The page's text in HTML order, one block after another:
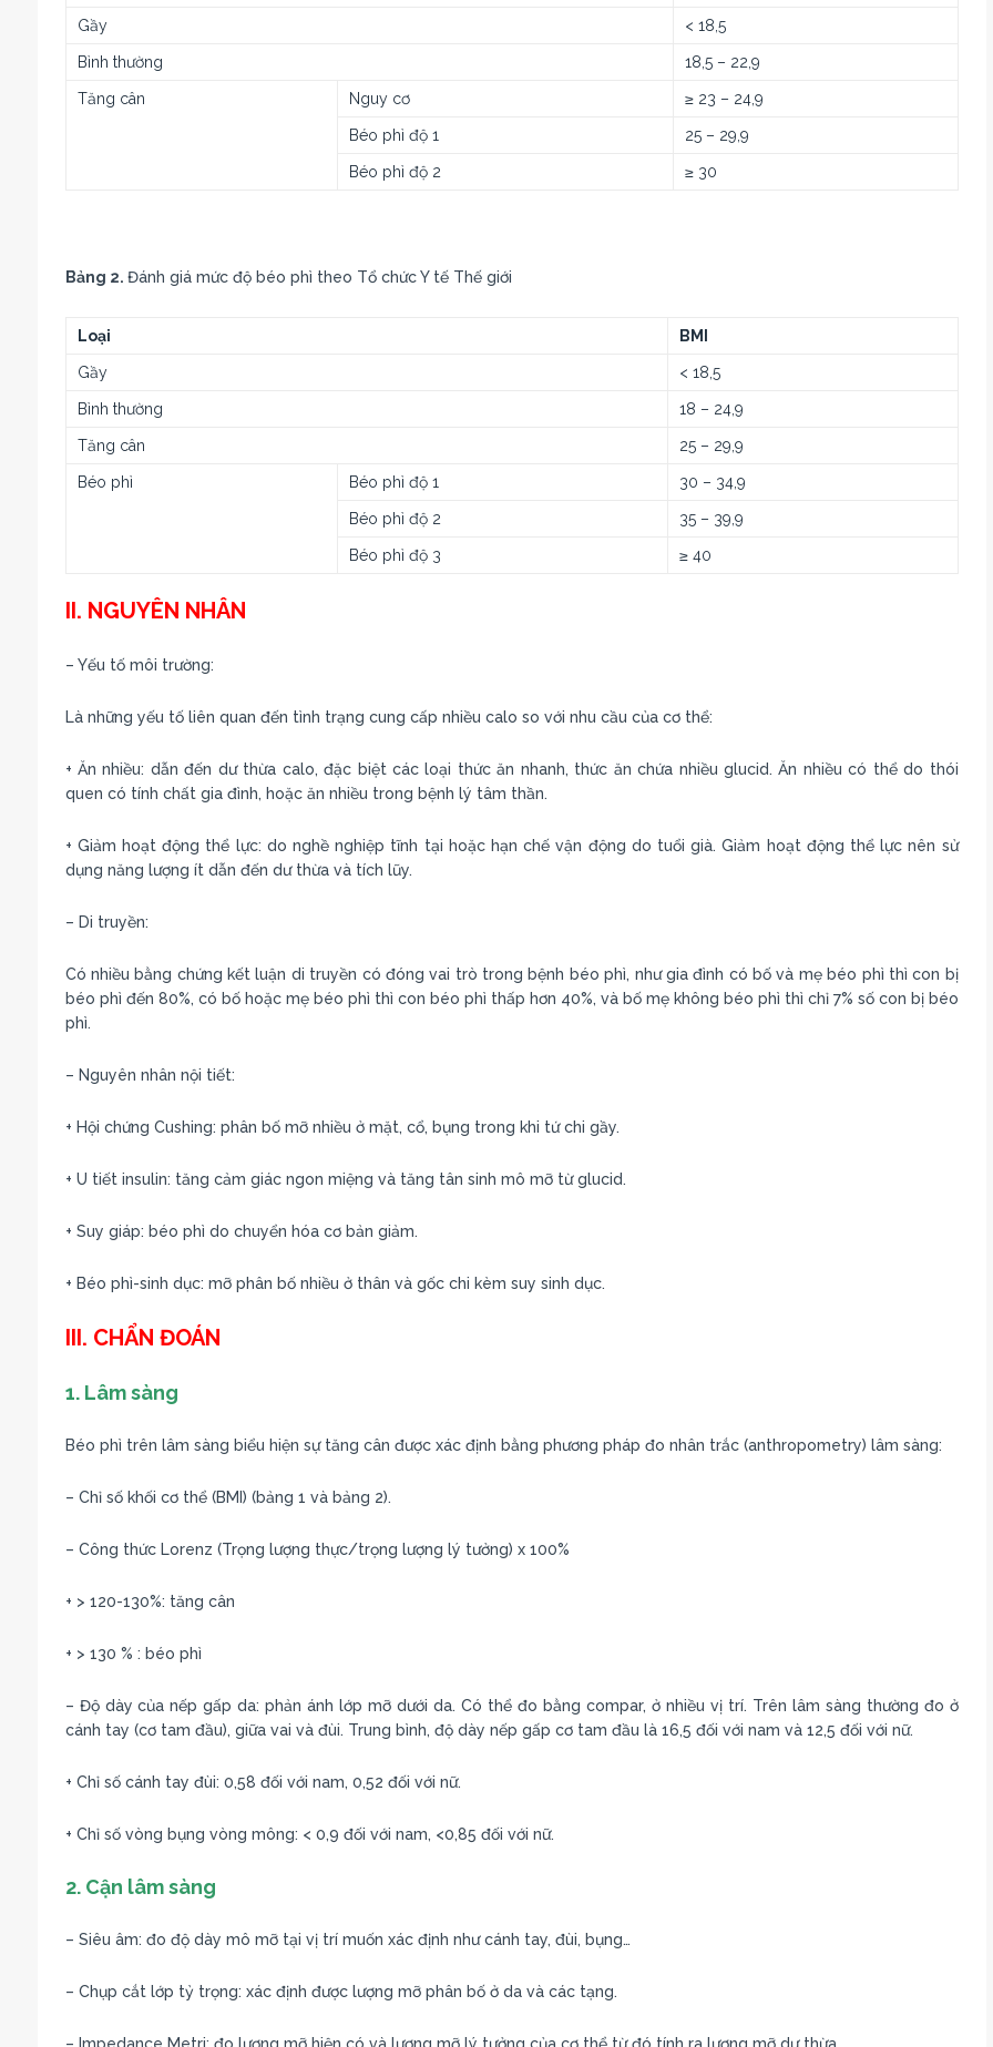
Gầy < 18,5
Bình thường 18,5 – 22,9
Tăng cân Nguy cơ ≥ 23 – 24,9
Béo phì độ 1 25 – 29,9
Béo phì độ 2 ≥ 30
Bảng 2. Đánh giá mức độ béo phì theo Tổ chức Y tế Thế giới
Loại BMI
Gầy < 18,5
Bình thường 18 – 24,9
Tăng cân 25 – 29,9
Béo phì Béo phì độ 1 30 – 34,9
Béo phì độ 2 35 – 39,9
Béo phì độ 3 ≥ 40
II. NGUYÊN NHÂN
– Yếu tố môi trường:
Là những yếu tố liên quan đến tình trạng cung cấp nhiều calo so với nhu cầu của cơ thể:
+ Ăn nhiều: dẫn đến dư thừa calo, đặc biệt các loại thức ăn nhanh, thức ăn chứa nhiều glucid. Ăn nhiều có thể do thói
quen có tính chất gia đình, hoặc ăn nhiều trong bệnh lý tâm thần.
+ Giảm hoạt động thể lực: do nghề nghiệp tĩnh tại hoặc hạn chế vận động do tuổi già. Giảm hoạt động thể lực nên sử
dụng năng lượng ít dẫn đến dư thừa và tích lũy.
– Di truyền:
Có nhiều bằng chứng kết luận di truyền có đóng vai trò trong bệnh béo phì, như gia đình có bố và mẹ béo phì thì con bị
béo phì đến 80%, có bố hoặc mẹ béo phì thì con béo phì thấp hơn 40%, và bố mẹ không béo phì thì chỉ 7% số con bị béo
phì.
– Nguyên nhân nội tiết:
+ Hội chứng Cushing: phân bố mỡ nhiều ở mặt, cổ, bụng trong khi tứ chi gầy.
+ U tiết insulin: tăng cảm giác ngon miệng và tăng tân sinh mô mỡ từ glucid.
+ Suy giáp: béo phì do chuyển hóa cơ bản giảm.
+ Béo phì-sinh dục: mỡ phân bố nhiều ở thân và gốc chi kèm suy sinh dục.
III. CHẨN ĐOÁN
1. Lâm sàng
Béo phì trên lâm sàng biểu hiện sự tăng cân được xác định bằng phương pháp đo nhân trắc (anthropometry) lâm sàng:
– Chỉ số khối cơ thể (BMI) (bảng 1 và bảng 2).
– Công thức Lorenz (Trọng lượng thực/trọng lượng lý tưởng) x 100%
+ > 120-130%: tăng cân
+ > 130 % : béo phì
– Độ dày của nếp gấp da: phản ánh lớp mỡ dưới da. Có thể đo bằng compar, ở nhiều vị trí. Trên lâm sàng thường đo ở
cánh tay (cơ tam đầu), giữa vai và đùi. Trung bình, độ dày nếp gấp cơ tam đầu là 16,5 đối với nam và 12,5 đối với nữ.
+ Chỉ số cánh tay đùi: 0,58 đối với nam, 0,52 đối với nữ.
+ Chỉ số vòng bụng vòng mông: < 0,9 đối với nam, <0,85 đối với nữ.
2. Cận lâm sàng
– Siêu âm: đo độ dày mô mỡ tại vị trí muốn xác định như cánh tay, đùi, bụng…
– Chụp cắt lớp tỷ trọng: xác định được lượng mỡ phân bố ở da và các tạng.